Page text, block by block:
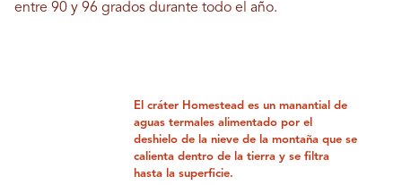
entre 90 y 96 grados durante todo el año.
El cráter Homestead es un manantial de
aguas termales alimentado por el
deshielo de la nieve de la montaña que se
calienta dentro de la tierra y se filtra
hasta la superficie.